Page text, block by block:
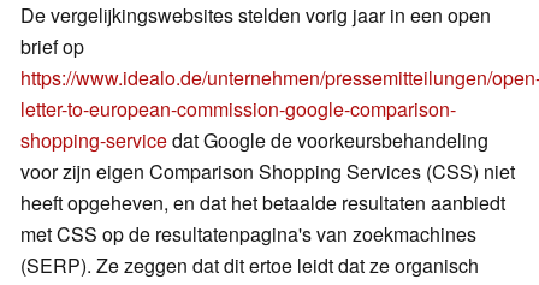
De vergelijkingswebsites stelden vorig jaar in een open
brief op
https://www.idealo.de/unternehmen/pressemitteilungen/
letter-to-european-commission-google-comparison-
shopping-servicedat Google de voorkeursbehandeling
voor zijn eigen Comparison Shopping Services (CSS) niet
heeft opgeheven, en dat het betaalde resultaten aanbiedt
met CSS op de resultatenpagina's van zoekmachines
(SERP). Ze zeggen dat dit ertoe leidt dat ze organisch